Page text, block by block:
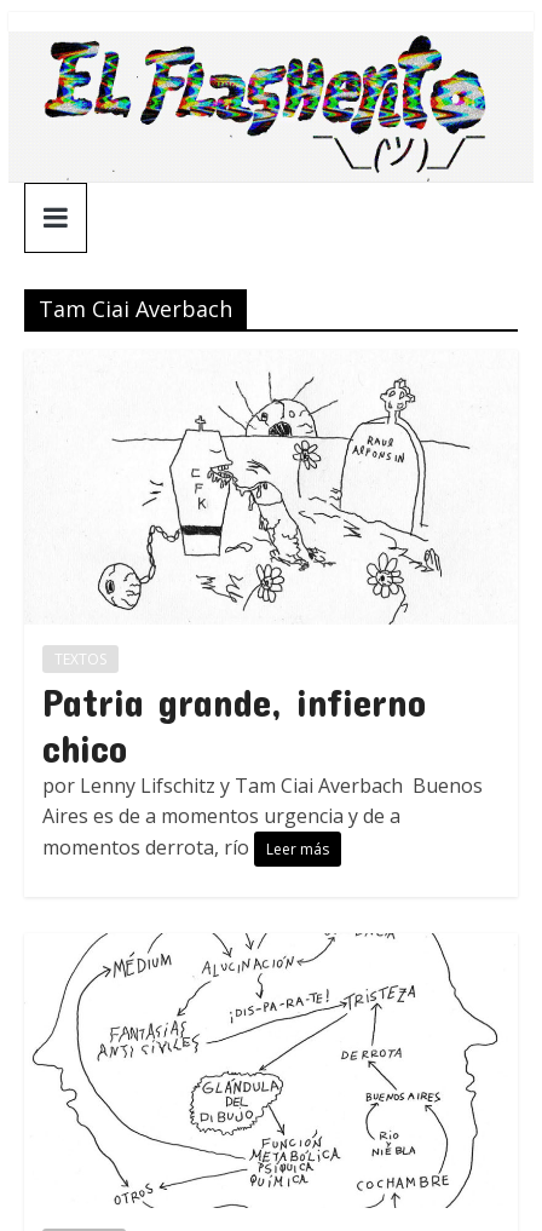
contenido
¯\_(ツ)_/
¯
Tam Ciai Averbach
TEXTOS
Patria grande, infierno
chico
por Lenny Lifschitz y Tam Ciai Averbach Buenos
Aires es de a momentos urgencia y de a
momentos derrota, río
Leer más